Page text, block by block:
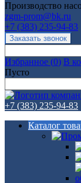
Производство
zgm-prom@bk.ru
+7 (383) 235-94-83
Избранное (0) В
Пусто
+7 (383) 235-94-83
Каталог